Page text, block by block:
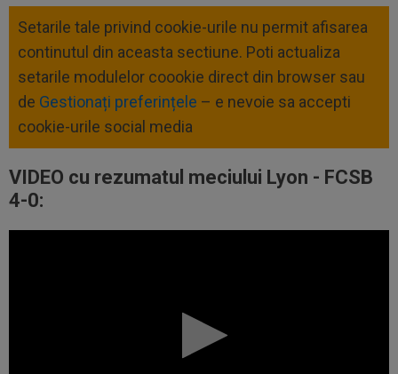
Setarile tale privind cookie-urile nu permit afisarea
continutul din aceasta sectiune. Poti actualiza
setarile modulelor coookie direct din browser sau
de Gestionați preferințele – e nevoie sa accepti
cookie-urile social media
VIDEO cu rezumatul meciului Lyon - FCSB
4-0: